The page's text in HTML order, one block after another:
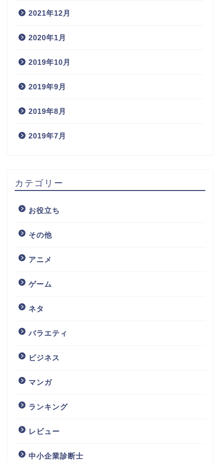
2021年12月
2020年1月
2019年10月
2019年9月
2019年8月
2019年7月
カテゴリー
お役立ち
その他
アニメ
ゲーム
ネタ
バラエティ
ビジネス
マンガ
ランキング
レビュー
中小企業診断士